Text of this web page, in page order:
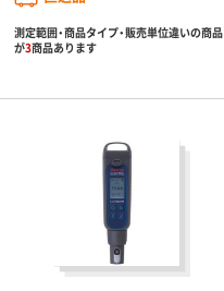
測定範囲・商品タイプ・販売単位違いの商品
が3商品あります